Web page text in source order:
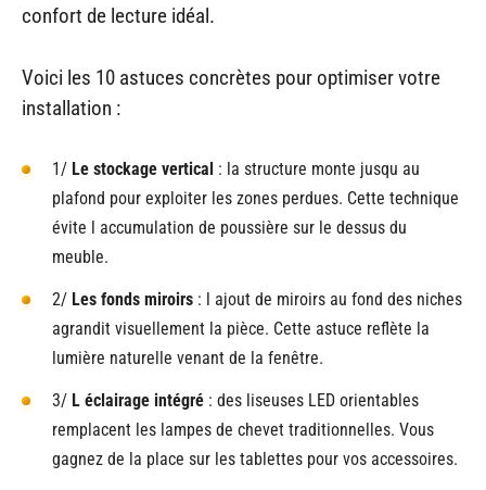
confort de lecture idéal.
Voici les 10 astuces concrètes pour optimiser votre
installation :
1/ Le stockage vertical : la structure monte jusqu au
plafond pour exploiter les zones perdues. Cette technique
évite l accumulation de poussière sur le dessus du
meuble.
2/ Les fonds miroirs : l ajout de miroirs au fond des niches
agrandit visuellement la pièce. Cette astuce reflète la
lumière naturelle venant de la fenêtre.
3/ L éclairage intégré : des liseuses LED orientables
remplacent les lampes de chevet traditionnelles. Vous
gagnez de la place sur les tablettes pour vos accessoires.